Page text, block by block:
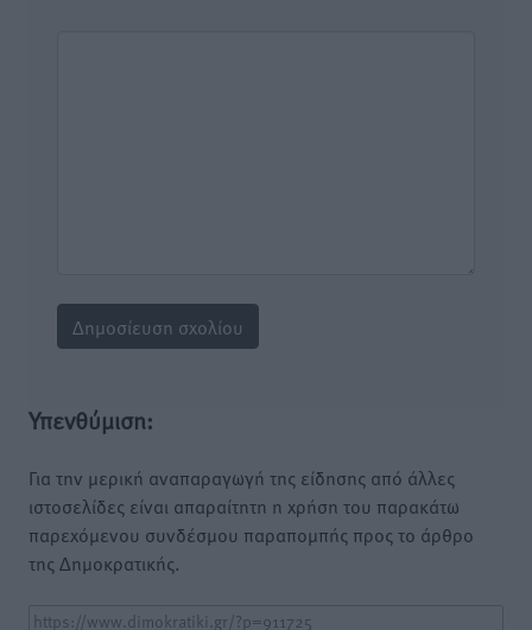
Υπενθύμιση:
Για την μερική αναπαραγωγή της είδησης από άλλες
ιστοσελίδες είναι απαραίτητη η χρήση του παρακάτω
παρεχόμενου συνδέσμου παραπομπής προς το άρθρο
της Δημοκρατικής.